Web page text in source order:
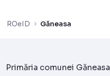
ROeID Găneasa
Primăria comunei Găneasa